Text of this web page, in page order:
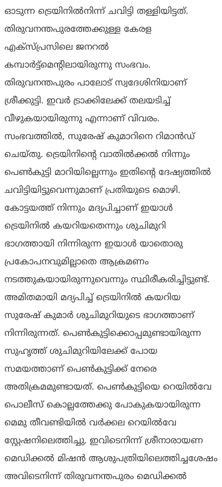
ഓടുന്ന ട്രെയിനിൽനിന്ന് ചവിട്ടി തള്ളിയിട്ടത്.
തിരുവനന്തപുരത്തേക്കുള്ള കേരള
എക്‌സ്പ്രസിലെ ജനറല്‍
കമ്പാര്‍ട്ട്മെന്റിലായിരുന്നു സംഭവം.
തിരുവനന്തപുരം പാലോട് സ്വദേശിനിയാണ്
ശ്രീക്കുട്ടി. ഇവർ ട്രാക്കിലേക്ക് തലയടിച്ച്
വീഴുകയായിരുന്നു എന്നാണ് വിവരം.
സംഭവത്തിൽ, സുരേഷ് കുമാറിനെ റിമാൻഡ്
ചെയ്‌തു. ട്രെയിനിന്റെ വാതിൽക്കൽ നിന്നും
പെൺകുട്ടി മാറിയില്ലെന്നും ഇതിന്റെ ദേഷ്യത്തിൽ
ചവിട്ടിയിട്ടുവെന്നുമാണ് പ്രതിയുടെ മൊഴി.
കോട്ടയത്ത് നിന്നും മദ്യപിച്ചാണ് ഇയാൾ
ട്രെയിനിൽ കയറിയതെന്നും ശുചിമുറി
ഭാഗത്തായി നിന്നിരുന്ന ഇയാൾ യാതൊരു
പ്രകോപനവുമില്ലാതെ ആക്രമണം
നടത്തുകയായിരുന്നുവെന്നും സ്ഥിരീകരിച്ചിട്ടുണ്ട്.
അമിതമായി മദ്യപിച്ച് ട്രെയിനിൽ കയറിയ
സുരേഷ് കുമാര്‍ ശുചിമുറിയുടെ ഭാഗത്താണ്
നിന്നിരുന്നത്. പെണ്‍കുട്ടിക്കൊപ്പമുണ്ടായിരുന്ന
സുഹൃത്ത് ശുചിമുറിയിലേക്ക് പോയ
സമയത്താണ് പെണ്‍കുട്ടിക്ക് നേരെ
അതിക്രമമുണ്ടായത്. പെൺകുട്ടിയെ റെയില്‍വേ
പൊലീസ് കൊല്ലത്തേക്കു പോകുകയായിരുന്ന
മെമു തീവണ്ടിയില്‍ വര്‍ക്കല റെയില്‍വേ
സ്റ്റേഷനിലെത്തിച്ചു. ഇവിടെനിന്ന് ശ്രീനാരായണ
മെഡിക്കല്‍ മിഷന്‍ ആശുപത്രിയിലെത്തിച്ചശേഷം
അവിടെനിന്ന് തിരുവനന്തപുരം മെഡിക്കല്‍